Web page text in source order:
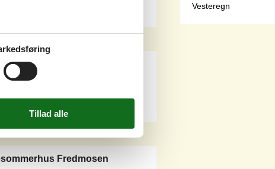
Ristinge
Fredmosen
Vesteregn